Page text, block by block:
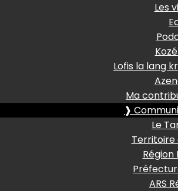
Les
Lofis la lang
Ma
❱
Le
Territoire
Région
ARS